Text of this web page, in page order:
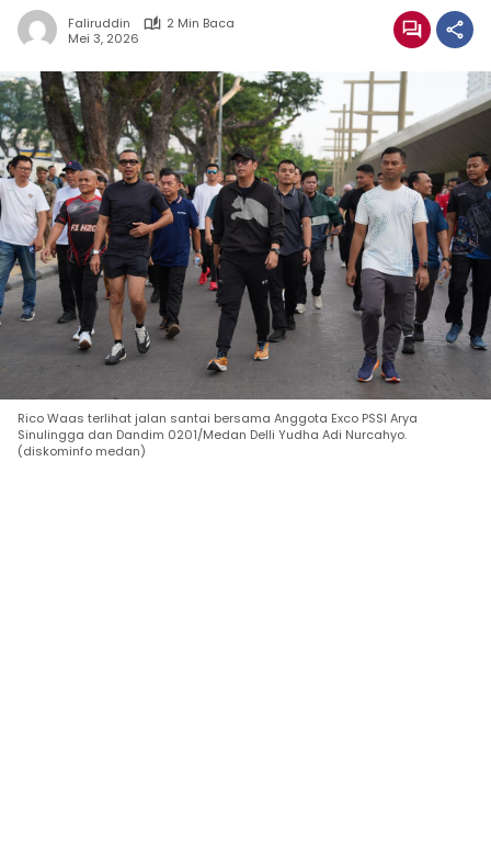
Faliruddin
2 Min Baca
Mei 3, 2026
Rico Waas terlihat jalan santai bersama Anggota Exco PSSI Arya
Sinulingga dan Dandim 0201/Medan Delli Yudha Adi Nurcahyo.
(diskominfo medan)